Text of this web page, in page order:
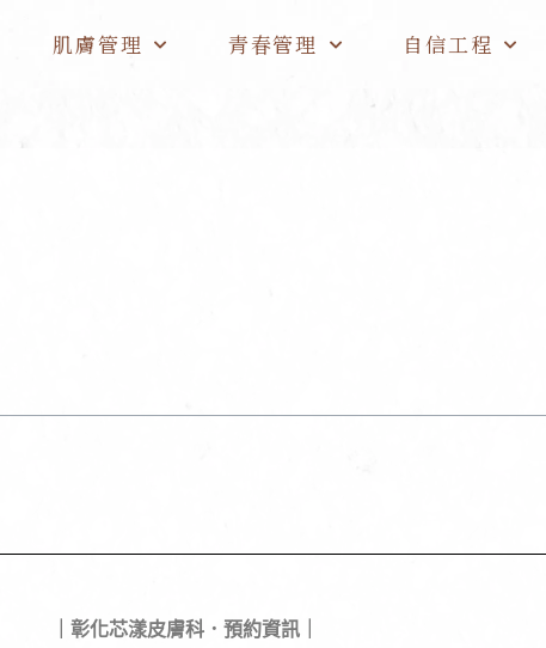
肌膚管理 青春管理 自信工程
｜彰化芯漾皮膚科．預約資訊｜